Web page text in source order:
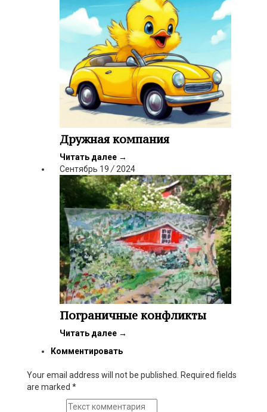
Дружная компания
Читать далее →
Сентябрь 19/2024
Пограничные конфликты
Читать далее →
Комментировать
Your email address will not be published. Required fields
are marked *